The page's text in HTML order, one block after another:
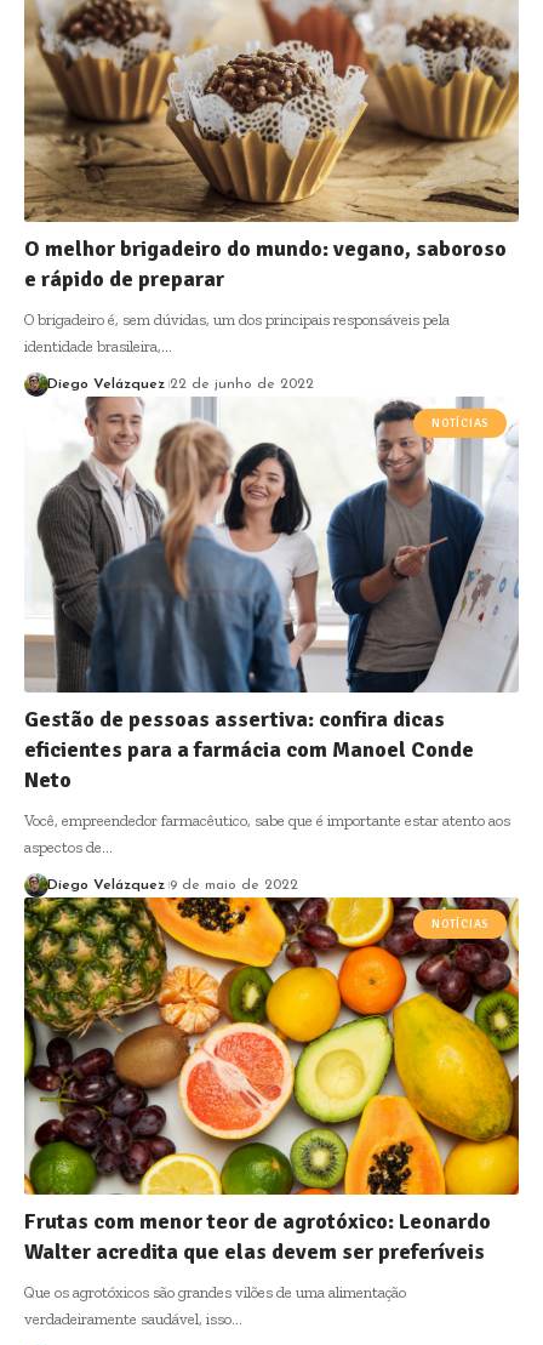
O melhor brigadeiro do mundo: vegano, saboroso
e rápido de preparar
O brigadeiro é, sem dúvidas, um dos principais responsáveis pela
identidade brasileira,…
Diego Velázquez 22 de junho de 2022
NOTÍCIAS
Gestão de pessoas assertiva: confira dicas
eficientes para a farmácia com Manoel Conde
Neto
Você, empreendedor farmacêutico, sabe que é importante estar atento aos
aspectos de…
Diego Velázquez 9 de maio de 2022
NOTÍCIAS
Frutas com menor teor de agrotóxico: Leonardo
Walter acredita que elas devem ser preferíveis
Que os agrotóxicos são grandes vilões de uma alimentação
verdadeiramente saudável, isso…